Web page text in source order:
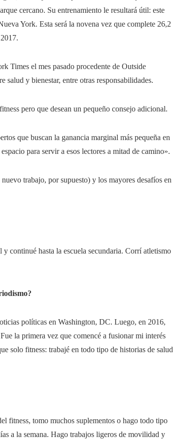
cercano. Su entrenamiento le resultará útil: este
York. Esta será la novena vez que complete 26,2
Times el mes pasado procedente de Outside
salud y bienestar, entre otras responsabilidades.
pero que desean un pequeño consejo adicional.
que buscan la ganancia marginal más pequeña en
para servir a esos lectores a mitad de camino».
trabajo, por supuesto) y los mayores desafíos en
continué hasta la escuela secundaria. Corrí atletismo
políticas en Washington, DC. Luego, en 2016,
la primera vez que comencé a fusionar mi interés
solo fitness: trabajé en todo tipo de historias de salud
fitness, tomo muchos suplementos o hago todo tipo
a la semana. Hago trabajos ligeros de movilidad y